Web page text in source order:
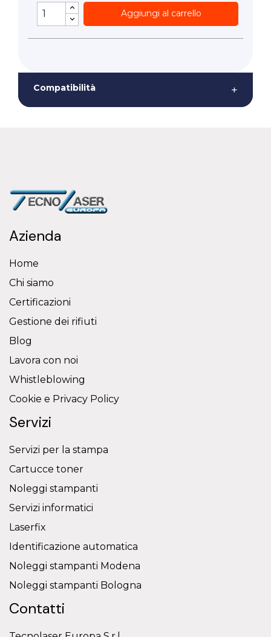
Aggiungi al carrello
Compatibilità +
Azienda
Home
Chi siamo
Certificazioni
Gestione dei rifiuti
Blog
Lavora con noi
Whistleblowing
Cookie e Privacy Policy
Servizi
Servizi per la stampa
Cartucce toner
Noleggi stampanti
Servizi informatici
Laserfix
Identificazione automatica
Noleggi stampanti Modena
Noleggi stampanti Bologna
Contatti